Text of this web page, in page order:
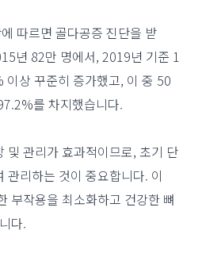
따르면 골다공증 진단을 받
년 82만 명에서, 2019년 기준 1
상 꾸준히 증가했고, 이 중 50
를 차지했습니다.
및 관리가 효과적이므로, 초기 단
관리하는 것이 중요합니다. 이
부작용을 최소화하고 건강한 뼈
다.